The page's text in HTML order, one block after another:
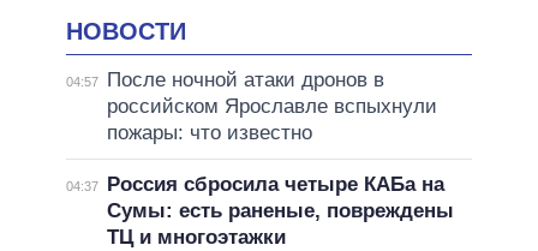
НОВОСТИ
04:57
После ночной атаки дронов в
российском Ярославле вспыхнули
пожары: что известно
04:37
Россия сбросила четыре КАБа на
Сумы: есть раненые, повреждены
ТЦ и многоэтажки